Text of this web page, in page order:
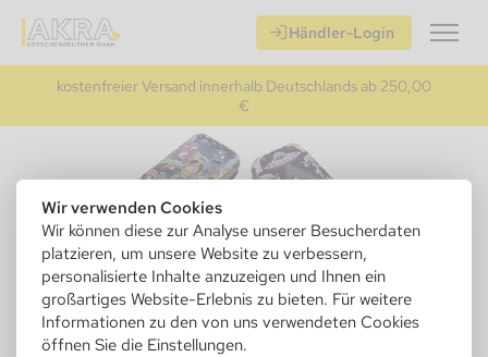
Wir verwenden Cookies
Wir können diese zur Analyse unserer Besucherdaten
platzieren, um unsere Website zu verbessern,
personalisierte Inhalte anzuzeigen und Ihnen ein
großartiges Website-Erlebnis zu bieten. Für weitere
Informationen zu den von uns verwendeten Cookies
öffnen Sie die Einstellungen.
Händler-Login
kostenfreier Versand innerhalb Deutschlands ab 250,00
€